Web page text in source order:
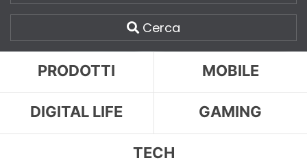
Cerca
PRODOTTI MOBILE
DIGITAL LIFE GAMING
TECH